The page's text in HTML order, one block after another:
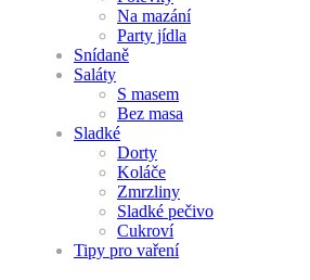
Na mazání
Party jídla
Snídaně
Saláty
S masem
Bez masa
Sladké
Dorty
Koláče
Zmrzliny
Sladké pečivo
Cukroví
Tipy pro vaření